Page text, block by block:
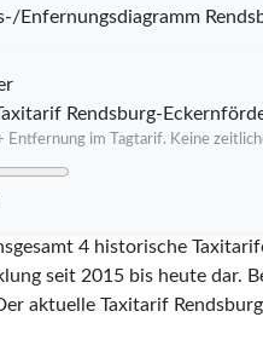
Enfernungsdiagramm
Rendsburg-
Entfernung im Tagtarif. Keine
4 historische
seit 2015 bis heute dar.
aktuelle Taxitarif